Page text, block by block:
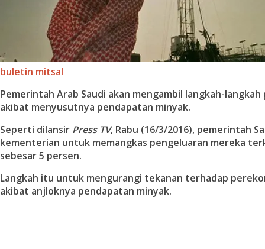
buletin mitsal
Pemerintah Arab Saudi akan mengambil langkah-
akibat menyusutnya pendapatan minyak.
Seperti dilansir Press TV, Rabu (16/3/2016), pemerintah
kementerian untuk memangkas pengeluaran mereka
sebesar 5 persen.
Langkah itu untuk mengurangi tekanan terhadap
akibat anjloknya pendapatan minyak.